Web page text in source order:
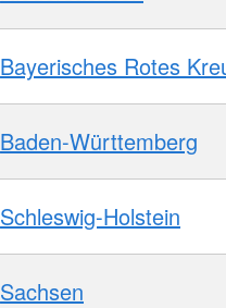
Bayerisches Rotes
Baden-Württemberg
Schleswig-Holstein
Sachsen